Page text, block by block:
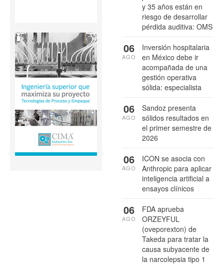
y 35 años están en
riesgo de desarrollar
pérdida auditiva: OMS
Inversión hospitalaria
en México debe ir
acompañada de una
gestión operativa
sólida: especialista
06
AGO
Sandoz presenta
sólidos resultados en
el primer semestre de
2026
06
AGO
ICON se asocia con
Anthropic para aplicar
inteligencia artificial a
ensayos clínicos
06
AGO
FDA aprueba
ORZEYFUL
(oveporexton) de
Takeda para tratar la
causa subyacente de
la narcolepsia tipo 1
06
AGO